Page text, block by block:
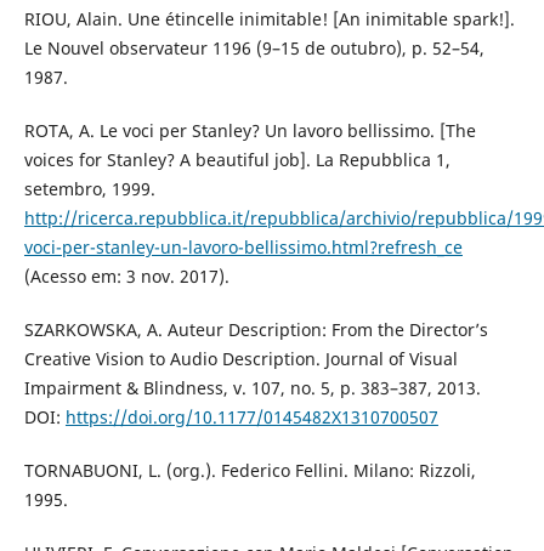
RIOU, Alain. Une étincelle inimitable! [An inimitable spark!].
Le Nouvel observateur 1196 (9–15 de outubro), p. 52–54,
1987.
ROTA, A. Le voci per Stanley? Un lavoro bellissimo. [The
voices for Stanley? A beautiful job]. La Repubblica 1,
setembro, 1999.
http://ricerca.repubblica.it/repubblica/archivio/repubblica/
voci-per-stanley-un-lavoro-bellissimo.html?refresh_ce
(Acesso em: 3 nov. 2017).
SZARKOWSKA, A. Auteur Description: From the Director’s
Creative Vision to Audio Description. Journal of Visual
Impairment & Blindness, v. 107, no. 5, p. 383–387, 2013.
DOI: https://doi.org/10.1177/0145482X1310700507
TORNABUONI, L. (org.). Federico Fellini. Milano: Rizzoli,
1995.